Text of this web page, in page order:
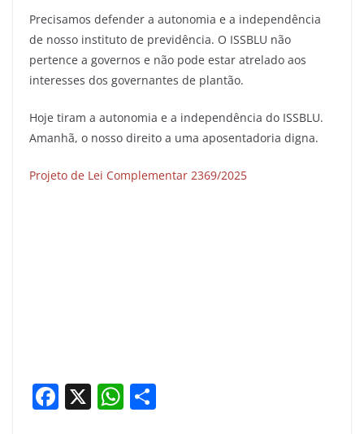
Precisamos defender a autonomia e a independência
de nosso instituto de previdência. O ISSBLU não
pertence a governos e não pode estar atrelado aos
interesses dos governantes de plantão.
Hoje tiram a autonomia e a independência do ISSBLU.
Amanhã, o nosso direito a uma aposentadoria digna.
Projeto de Lei Complementar 2369/2025
F X W